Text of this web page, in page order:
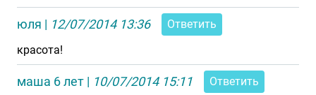
юля | 12/07/2014 13:36
Ответить
красота!
маша 6 лет | 10/07/2014 15:11
Ответить